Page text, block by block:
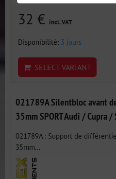
32 € incl. VAT
Disponibilité: 3 jours
SELECT VARIANT
021789A Silentbloc avant
35mm SPORT Audi / Cupra
021789A : Support de
35mm...